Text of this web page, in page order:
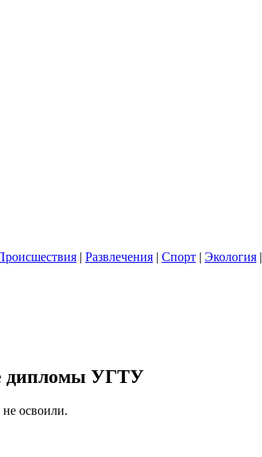
| Развлечения | Спорт | Экология |
дипломы УГТУ
освоили.